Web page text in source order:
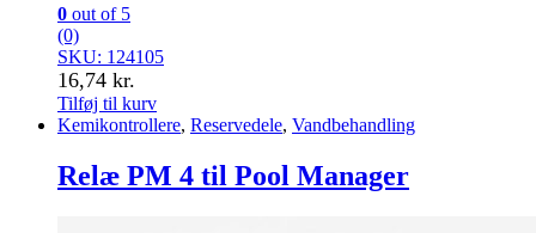
0 out of 5
(0)
SKU: 124105
16,74 kr.
Tilføj til kurv
Kemikontrollere, Reservedele, Vandbehandling
Relæ PM 4 til Pool Manager